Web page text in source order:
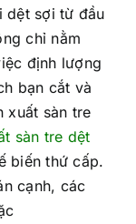
dệt sợi từ đầu
chỉ nằm
định lượng
bạn cắt và
xuất sàn tre
sàn tre dệt
biến thứ cấp.
cạnh, các